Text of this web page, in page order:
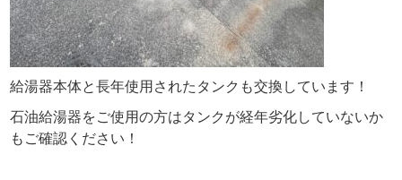
給湯器本体と長年使用されたタンクも交換しています！
石油給湯器をご使用の方はタンクが経年劣化していないか
もご確認ください！